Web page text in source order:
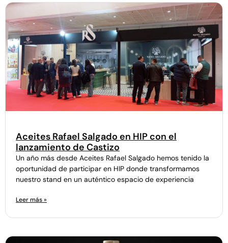
Aceites Rafael Salgado en HIP con el
lanzamiento de Castizo
Un año más desde Aceites Rafael Salgado hemos tenido la
oportunidad de participar en HIP donde transformamos
nuestro stand en un auténtico espacio de experiencia
Leer más »